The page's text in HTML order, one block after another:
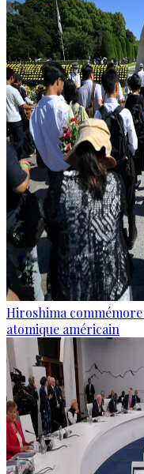
Hiroshima
atomique américain